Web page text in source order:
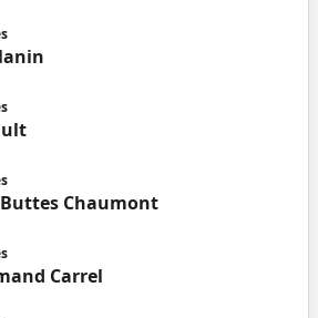
Chaumont
Carrel